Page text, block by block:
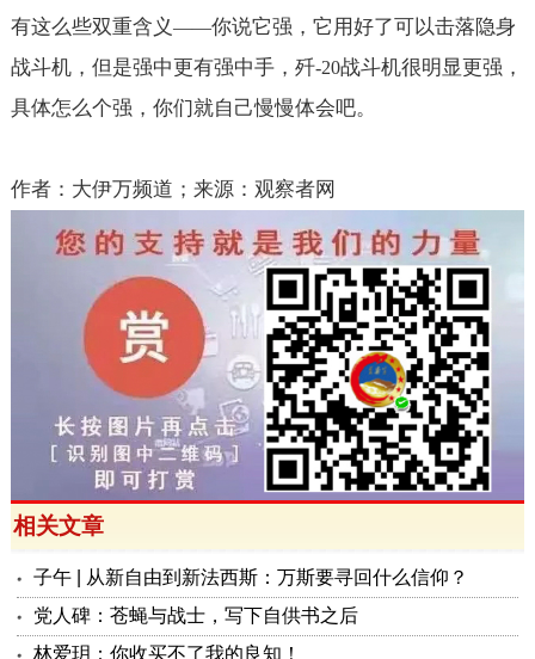
有这么些双重含义——你说它强，它用好了可以击落隐身
战斗机，但是强中更有强中手，歼-20战斗机很明显更强，
具体怎么个强，你们就自己慢慢体会吧。
作者：大伊万频道；来源：观察者网
相关文章
子午 | 从新自由到新法西斯：万斯要寻回什么信仰？
党人碑：苍蝇与战士，写下自供书之后
林爱玥：你收买不了我的良知！